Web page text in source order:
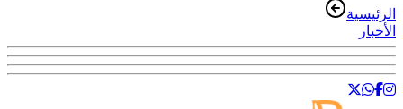
الرئيسية
الأخبار